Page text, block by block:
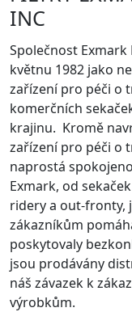
INC
Společnost
květnu 1982 jako
zařízení pro péči o
komerčních
krajinu. Kromě
zařízení pro péči o
naprostá
Exmark, od
ridery a out-fronty,
zákazníkům
poskytovaly
jsou prodávány
náš závazek k
výrobkům.